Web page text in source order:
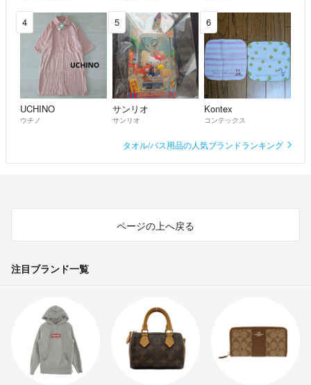
4
UCHINO
ウチノ
5
サンリオ
サンリオ
6
Kontex
コンテックス
タオル/バス用品の人気ブランドランキング
ページの上へ戻る
注目ブランド一覧